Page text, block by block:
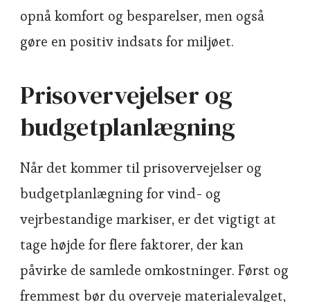
opnå komfort og besparelser, men også
gøre en positiv indsats for miljøet.
Prisovervejelser og
budgetplanlægning
Når det kommer til prisovervejelser og
budgetplanlægning for vind- og
vejrbestandige markiser, er det vigtigt at
tage højde for flere faktorer, der kan
påvirke de samlede omkostninger. Først og
fremmest bør du overveje materialevalget,